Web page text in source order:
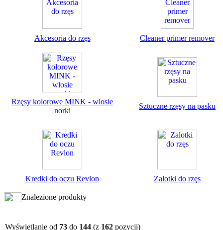
Akcesoria do rzęs Cleaner primer remover
Rzęsy kolorowe MINK - wlosie
norki
Sztuczne rzęsy na pasku
Kredki do oczu Revlon Zalotki do rzęs
Znalezione produkty
Wyświetlanie od 73 do 144 (z 162 pozycji)